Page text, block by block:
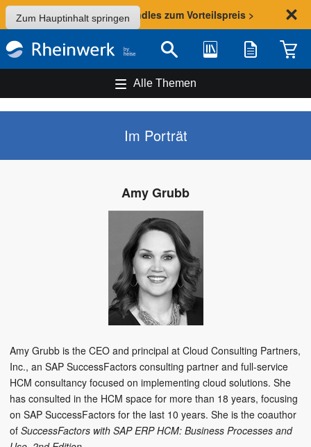
Zum Hauptinhalt springen
Sommer-Aktion: Bundles zum Vorteilspreis >
Suche Bibliothek Merkliste
Alle Themen
Im Porträt
Amy Grubb
Amy Grubb is the CEO and principal at Cloud Consulting Partners,
Inc., an SAP SuccessFactors consulting partner and full-service
HCM consultancy focused on implementing cloud solutions. She
has consulted in the HCM space for more than 18 years, focusing
on SAP SuccessFactors for the last 10 years. She is the coauthor
of SuccessFactors with SAP ERP HCM: Business Processes and